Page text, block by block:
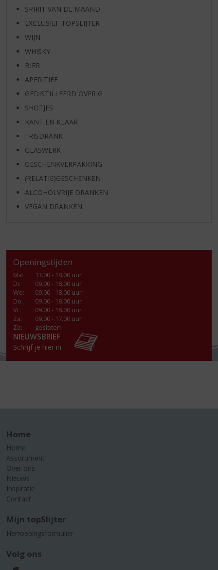
SPIRIT VAN DE MAAND
EXCLUSIEF TOPSLIJTER
WIJN
WHISKY
BIER
APERITIEF
GEDISTILLEERD OVERIG
SHOTJES
KANT EN KLAAR
FRISDRANK
GLASWERK
GESCHENKVERPAKKING
(RELATIE)GESCHENKEN
ALCOHOLVRIJE DRANKEN
VEGAN DRANKEN
Openingstijden
Ma:
13.00 - 18.00 uur
Di:
09.00 - 18.00 uur
Wo:
09.00 - 18.00 uur
Do:
09.00 - 18.00 uur
Vr:
09.00 - 18.00 uur
Za:
09.00 - 17.00 uur
Zo:
gesloten
NIEUWSBRIEF
Schrijf je hier in
Home
Home
Assortiment
Over ons
Nieuws
Inspiratie
Contact
Mijn topSlijter
Herroepingsformulier
Volg ons